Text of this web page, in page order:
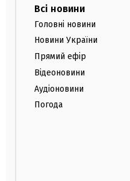
Всі новини
Головні новини
Новини України
Прямий ефір
Відеоновини
Аудіоновини
Погода